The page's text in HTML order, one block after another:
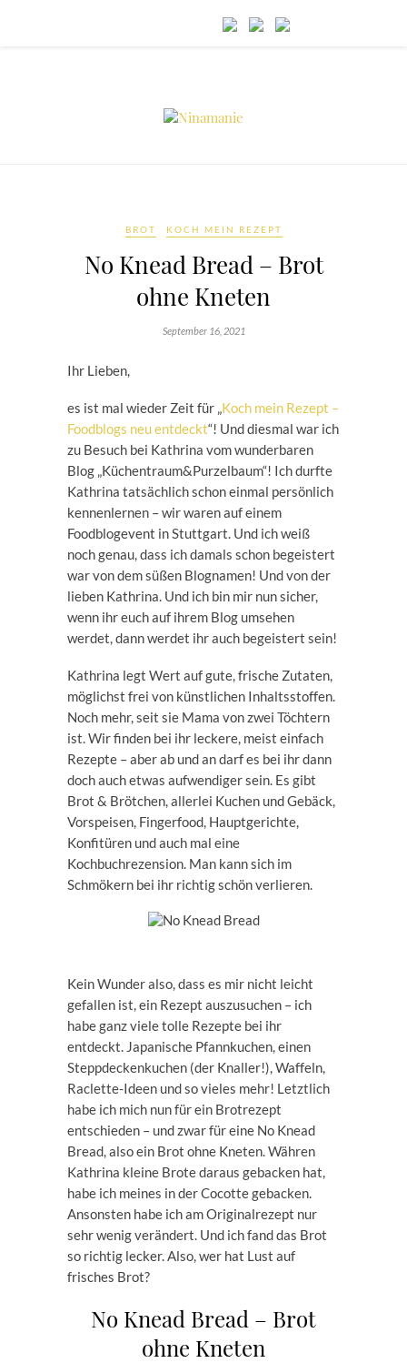
BROT KOCH MEIN REZEPT
No Knead Bread – Brot
ohne Kneten
September 16, 2021
Ihr Lieben,
es ist mal wieder Zeit für „Koch mein Rezept –
Foodblogs neu entdeckt“! Und diesmal war ich
zu Besuch bei Kathrina vom wunderbaren
Blog „Küchentraum&Purzelbaum“! Ich durfte
Kathrina tatsächlich schon einmal persönlich
kennenlernen – wir waren auf einem
Foodblogevent in Stuttgart. Und ich weiß
noch genau, dass ich damals schon begeistert
war von dem süßen Blognamen! Und von der
lieben Kathrina. Und ich bin mir nun sicher,
wenn ihr euch auf ihrem Blog umsehen
werdet, dann werdet ihr auch begeistert sein!
Kathrina legt Wert auf gute, frische Zutaten,
möglichst frei von künstlichen Inhaltsstoffen.
Noch mehr, seit sie Mama von zwei Töchtern
ist. Wir finden bei ihr leckere, meist einfach
Rezepte – aber ab und an darf es bei ihr dann
doch auch etwas aufwendiger sein. Es gibt
Brot & Brötchen, allerlei Kuchen und Gebäck,
Vorspeisen, Fingerfood, Hauptgerichte,
Konfitüren und auch mal eine
Kochbuchrezension. Man kann sich im
Schmökern bei ihr richtig schön verlieren.
Kein Wunder also, dass es mir nicht leicht
gefallen ist, ein Rezept auszusuchen – ich
habe ganz viele tolle Rezepte bei ihr
entdeckt. Japanische Pfannkuchen, einen
Steppdeckenkuchen (der Knaller!), Waffeln,
Raclette-Ideen und so vieles mehr! Letztlich
habe ich mich nun für ein Brotrezept
entschieden – und zwar für eine No Knead
Bread, also ein Brot ohne Kneten. Währen
Kathrina kleine Brote daraus gebacken hat,
habe ich meines in der Cocotte gebacken.
Ansonsten habe ich am Originalrezept nur
sehr wenig verändert. Und ich fand das Brot
so richtig lecker. Also, wer hat Lust auf
frisches Brot?
No Knead Bread – Brot
ohne Kneten